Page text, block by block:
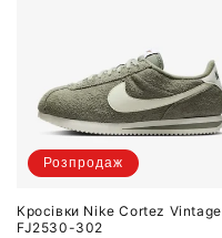
Розпродаж
Кросівки Nike Cortez Vintage
FJ2530-302